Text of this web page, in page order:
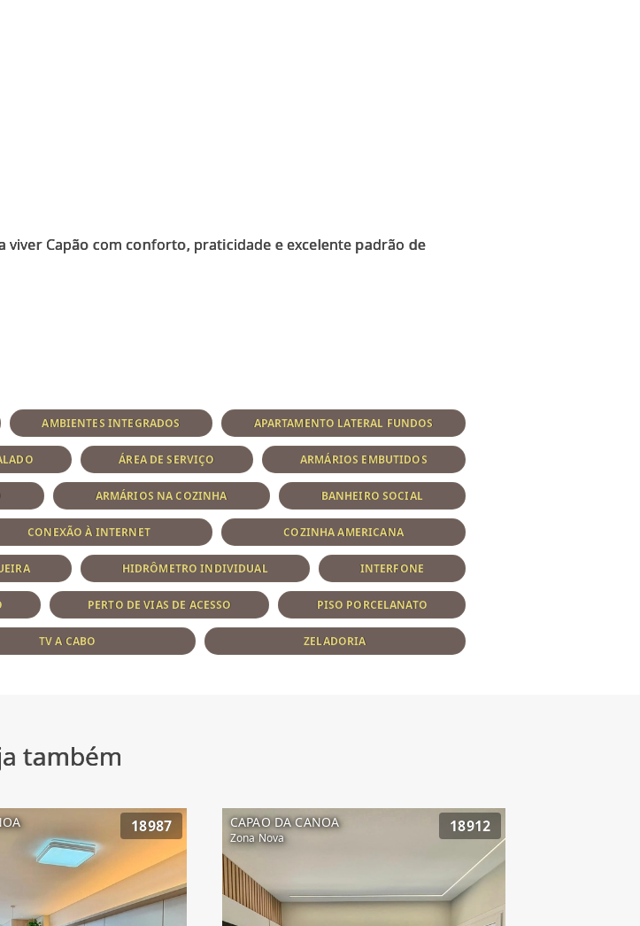
Capão com conforto, praticidade e excelente padrão de
AMBIENTES INTEGRADOS APARTAMENTO LATERAL FUNDOS
ÁREA DE SERVIÇO ARMÁRIOS EMBUTIDOS
ARMÁRIOS NA COZINHA BANHEIRO SOCIAL
CONEXÃO À INTERNET COZINHA AMERICANA
HIDRÔMETRO INDIVIDUAL INTERFONE
PERTO DE VIAS DE ACESSO PISO PORCELANATO
TV A CABO ZELADORIA
também
18987 CAPAO DA CANOA
Zona Nova
18912